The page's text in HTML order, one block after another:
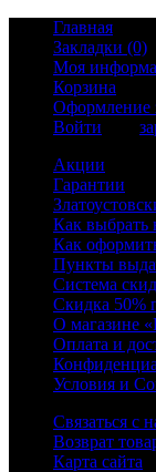
Главная
Закладки (0)
Моя
Корзина
Оформление
Войти
Акции
Гарантии
Как выбрать
Как
Пункты
Система
Скидка 50%
О магазине
Оплата и
Условия и
Связаться с
Возврат
Карта сайта